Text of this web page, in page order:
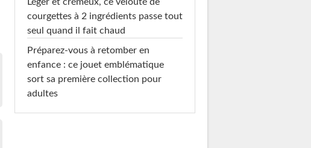
courgettes à 2 ingrédients passe tout
seul quand il fait chaud
Préparez-vous à retomber en
enfance : ce jouet emblématique
sort sa première collection pour
adultes